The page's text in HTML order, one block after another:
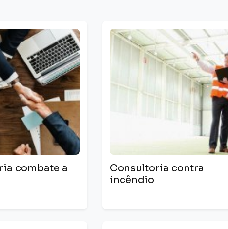
combate a
Consultoria contra
incêndio